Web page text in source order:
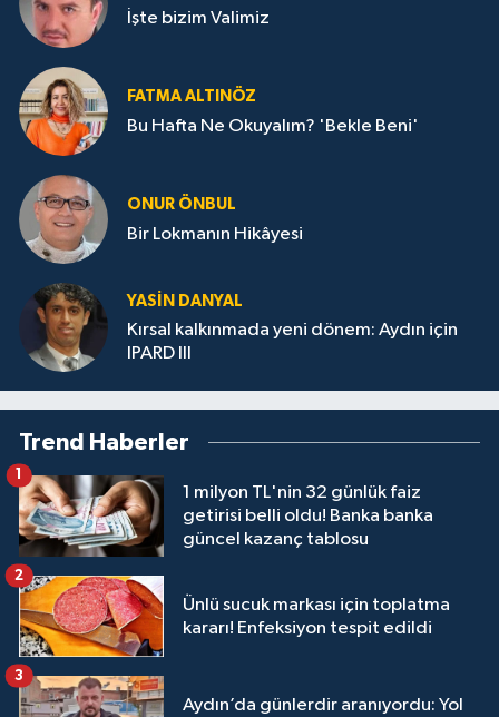
İşte bizim Valimiz
FATMA ALTINÖZ
Bu Hafta Ne Okuyalım? 'Bekle Beni'
ONUR ÖNBUL
Bir Lokmanın Hikâyesi
YASIN DANYAL
Kırsal kalkınmada yeni dönem: Aydın için
IPARD III
Trend Haberler
1 milyon TL'nin 32 günlük faiz
getirisi belli oldu! Banka banka
güncel kazanç tablosu
1
Ünlü sucuk markası için toplatma
kararı! Enfeksiyon tespit edildi
2
Aydın’da günlerdir aranıyordu: Yol
3